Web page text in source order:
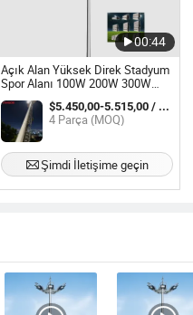
00:44
Açık Alan Yüksek Direk Stadyum
Spor Alanı 100W 200W 300W
400W 500W 600W 750W 800W
1000W LED Flood Işığı
$5.450,00-5.515,00 / Parça
4 Parça (MOQ)
Şimdi İletişime geçin